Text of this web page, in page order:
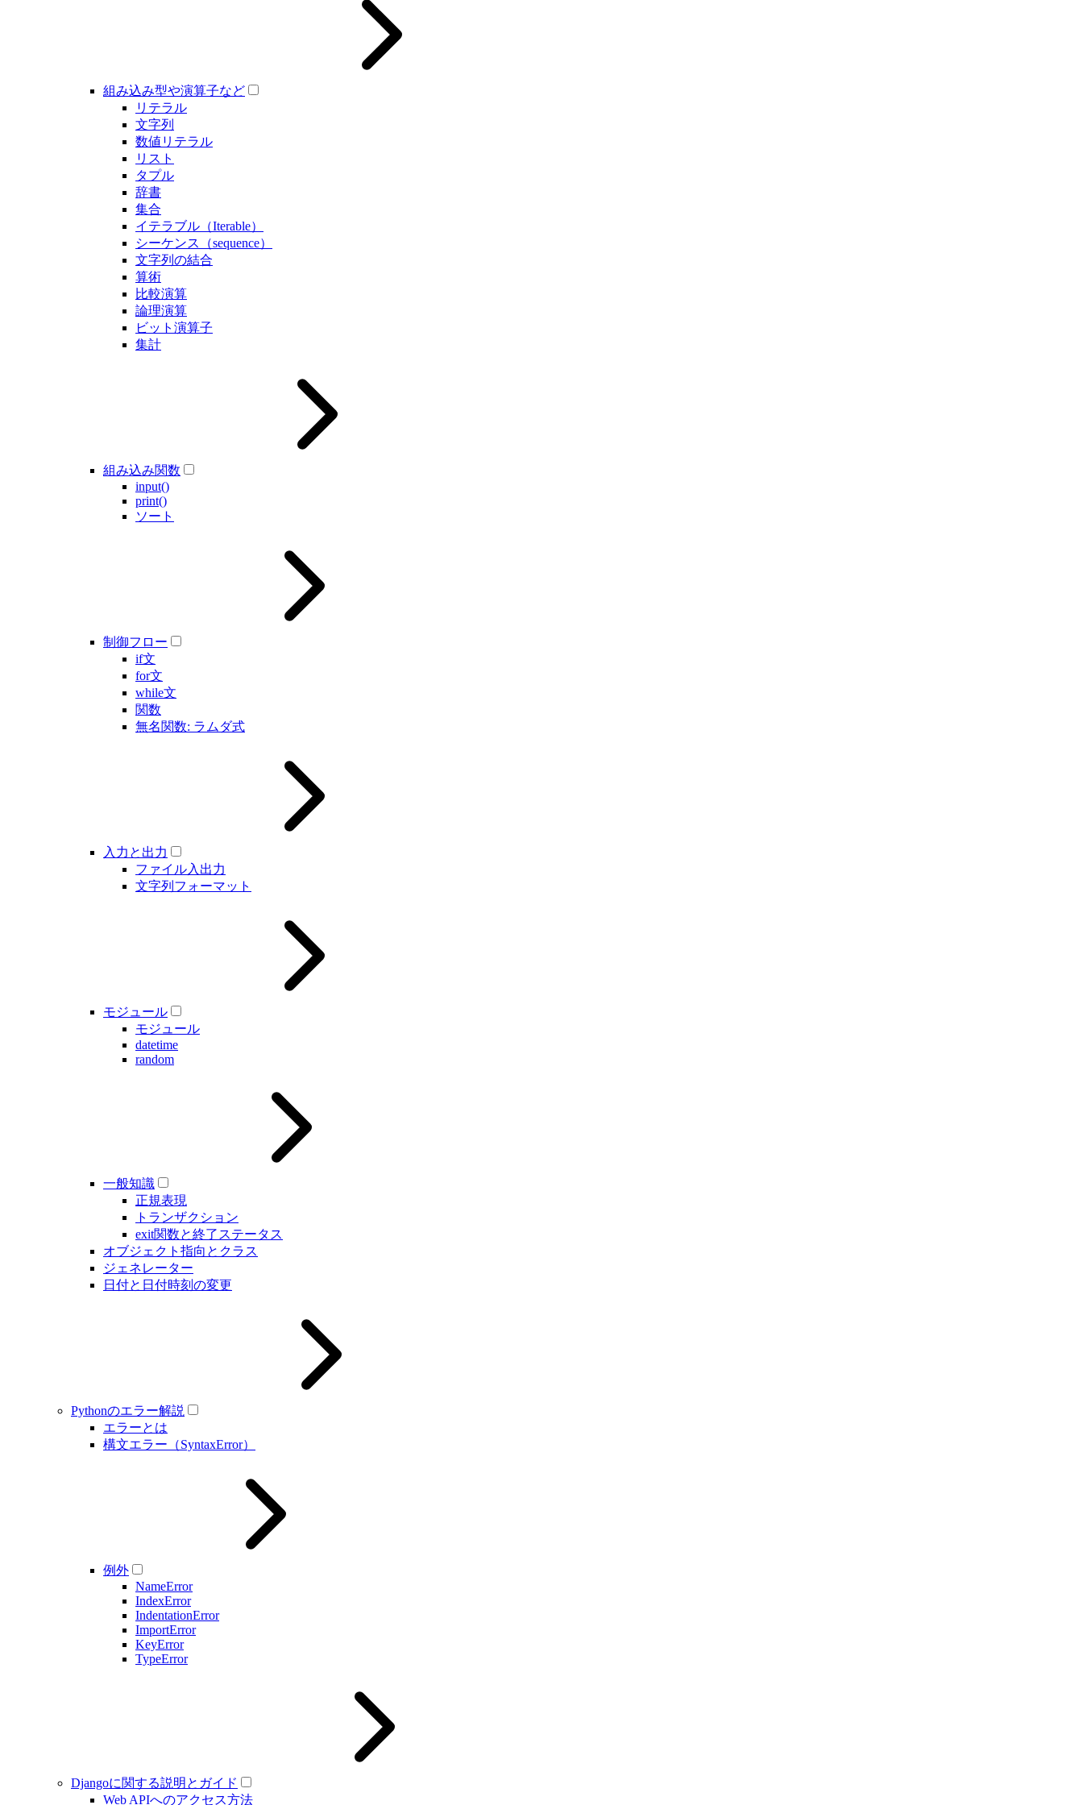
組み込み型や演算子など
リテラル
文字列
数値リテラル
リスト
タプル
辞書
集合
イテラブル（Iterable）
シーケンス（sequence）
文字列の結合
算術
比較演算
論理演算
ビット演算子
集計
組み込み関数
input()
print()
ソート
制御フロー
if文
for文
while文
関数
無名関数: ラムダ式
入力と出力
ファイル入出力
文字列フォーマット
モジュール
モジュール
datetime
random
一般知識
正規表現
トランザクション
exit関数と終了ステータス
オブジェクト指向とクラス
ジェネレーター
日付と日付時刻の変更
Pythonのエラー解説
エラーとは
構文エラー（SyntaxError）
例外
NameError
IndexError
IndentationError
ImportError
KeyError
TypeError
Djangoに関する説明とガイド
Web APIへのアクセス方法